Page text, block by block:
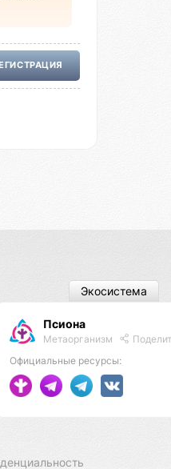
Псиона
Метаорганизм
Официальные ресурсы:
Экосистема